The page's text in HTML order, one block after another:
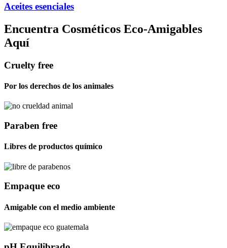
Aceites esenciales
Encuentra Cosméticos Eco-Amigables
Aquí
Cruelty free
Por los derechos de los animales
Paraben free
Libres de productos químico
Empaque eco
Amigable con el medio ambiente